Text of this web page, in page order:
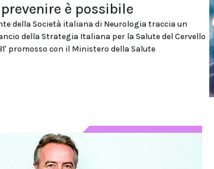
è possibile
della Società italiana di Neurologia traccia un
della Strategia Italiana per la Salute del Cervello
promosso con il Ministero della Salute